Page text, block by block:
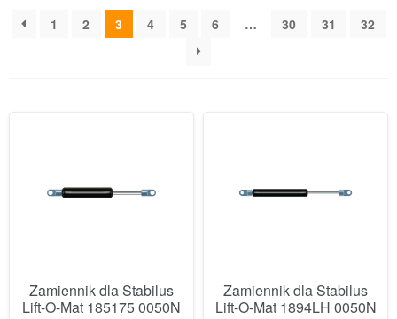
FAQ
1 2 3 4 5 6 … 30 31 32
Zamiennik dla Stabilus
Lift-O-Mat 185175 0050N
Zamiennik dla Stabilus
Lift-O-Mat 1894LH 0050N